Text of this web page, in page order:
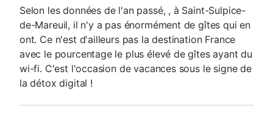
Selon les données de l'an passé, , à Saint-Sulpice-
de-Mareuil, il n'y a pas énormément de gîtes qui en
ont. Ce n'est d'ailleurs pas la destination France
avec le pourcentage le plus élevé de gîtes ayant du
wi-fi. C'est l'occasion de vacances sous le signe de
la détox digital !